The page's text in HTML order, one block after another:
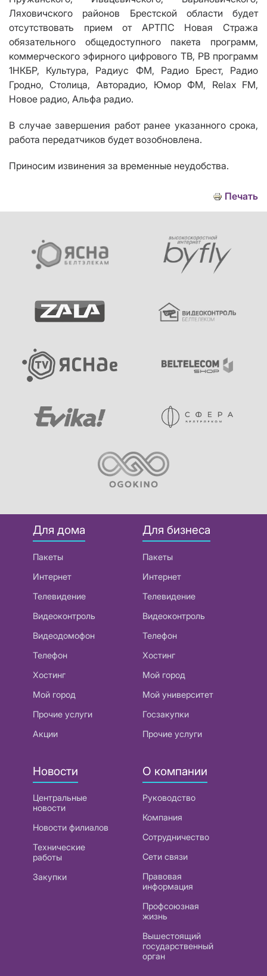
Ляховичского районов Брестской области будет
отсутствовать прием от АРТПС Новая Стража
обязательного общедоступного пакета программ,
коммерческого эфирного цифрового ТВ, РВ программ
1НКБР, Культура, Радиус ФМ, Радио Брест, Радио
Гродно, Столица, Авторадио, Юмор ФМ, Relax FM,
Новое радио, Альфа радио.
В случае завершения работ ранее указанного срока,
работа передатчиков будет возобновлена.
Приносим извинения за временные неудобства.
Печать
Для дома
Пакеты
Интернет
Телевидение
Видеоконтроль
Видеодомофон
Телефон
Хостинг
Мой город
Прочие услуги
Акции
Для бизнеса
Пакеты
Интернет
Телевидение
Видеоконтроль
Телефон
Хостинг
Мой город
Мой университет
Госзакупки
Прочие услуги
Новости
Центральные
новости
Новости филиалов
Технические
работы
Закупки
О компании
Руководство
Компания
Сотрудничество
Сети связи
Правовая
информация
Профсоюзная
жизнь
Вышестоящий
государственный
орган